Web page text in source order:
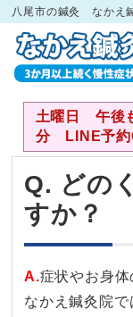
八尾市の鍼灸 なかえ
土曜日 午後
分 LINE予約
Q. どの
すか？
A.症状やお身体
なかえ鍼灸院